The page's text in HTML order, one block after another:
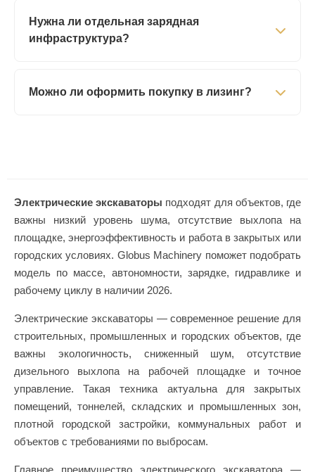
Нужна ли отдельная зарядная
инфраструктура?
Можно ли оформить покупку в лизинг?
Электрические экскаваторы подходят для объектов, где
важны низкий уровень шума, отсутствие выхлопа на
площадке, энергоэффективность и работа в закрытых или
городских условиях. Globus Machinery поможет подобрать
модель по массе, автономности, зарядке, гидравлике и
рабочему циклу в наличии 2026.
Электрические экскаваторы — современное решение для
строительных, промышленных и городских объектов, где
важны экологичность, сниженный шум, отсутствие
дизельного выхлопа на рабочей площадке и точное
управление. Такая техника актуальна для закрытых
помещений, тоннелей, складских и промышленных зон,
плотной городской застройки, коммунальных работ и
объектов с требованиями по выбросам.
Главное преимущество электрического экскаватора —